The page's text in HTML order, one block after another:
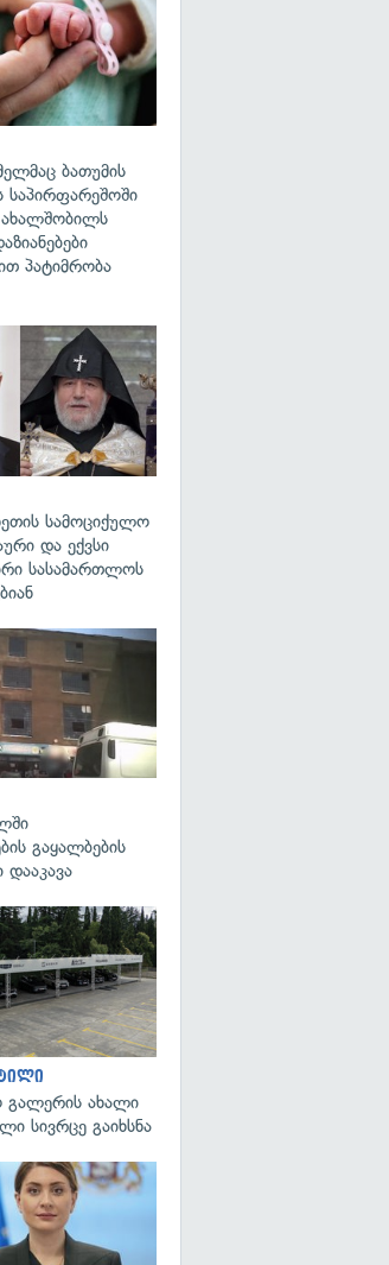
ბათუმის
საპირფარეშოში
ახალშობილს
პატიმრობა
სამოციქულო
და ექვსი
სასამართლოს
გაყალბების
გალერის ახალი
სივრცე გაიხსნა